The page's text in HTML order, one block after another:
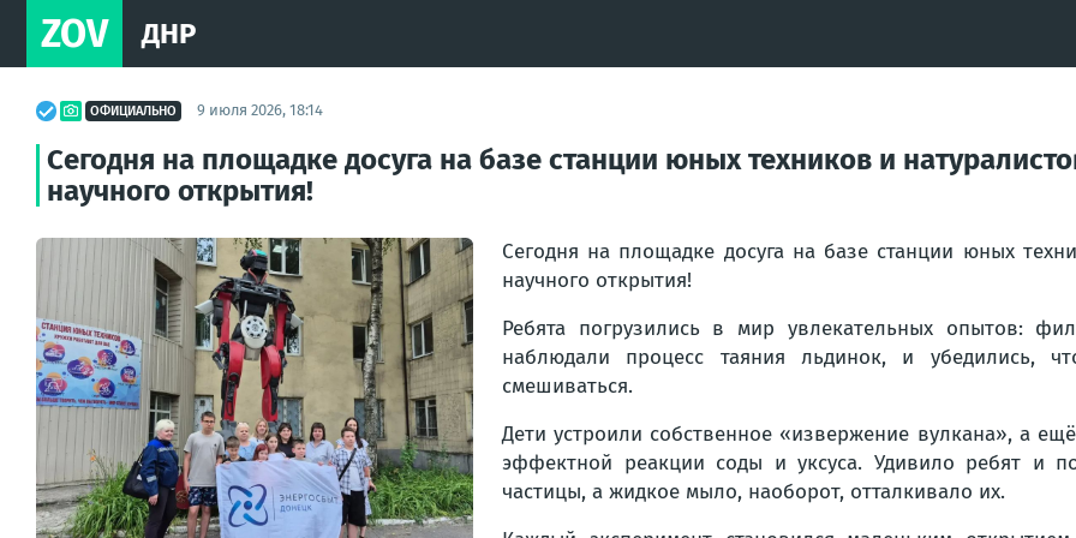
ZOV ДНР
ОФИЦИАЛЬНО 9 июля 2026, 18:14
Сегодня на площадке досуга на базе станции юных техников и
научного открытия!
Сегодня на площадке досуга на базе станции юных
научного открытия!
Ребята погрузились в мир увлекательных опытов:
наблюдали процесс таяния льдинок, и убедились,
смешиваться.
Дети устроили собственное «извержение вулкана», а
эффектной реакции соды и уксуса. Удивило ребят и
частицы, а жидкое мыло, наоборот, отталкивало их.